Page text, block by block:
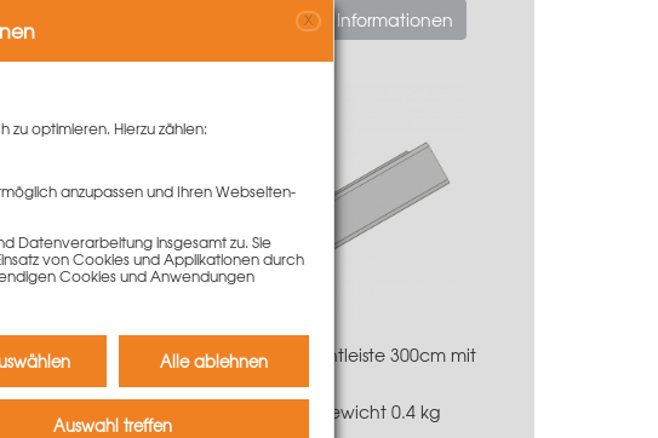
Mehr Informationen
340cm mit
Grip Dreikantleiste 300cm mit
4,30 € Gewicht 0.4 kg
X
optimieren. Hierzu zählen:
anzupassen und Ihren Webseiten-
Datenverarbeitung insgesamt zu. Sie
von Cookies und Applikationen durch
Cookies und Anwendungen
Alle ablehnen
Auswahl treffen